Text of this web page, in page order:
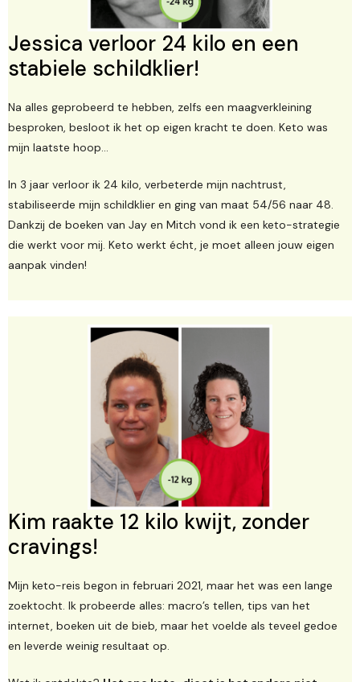
Jessica verloor 24 kilo en een
stabiele schildklier!
Na alles geprobeerd te hebben, zelfs een maagverkleining
besproken, besloot ik het op eigen kracht te doen. Keto was
mijn laatste hoop...
In 3 jaar verloor ik 24 kilo, verbeterde mijn nachtrust,
stabiliseerde mijn schildklier en ging van maat 54/56 naar 48.
Dankzij de boeken van Jay en Mitch vond ik een keto-strategie
die werkt voor mij. Keto werkt écht, je moet alleen jouw eigen
aanpak vinden!
Kim raakte 12 kilo kwijt, zonder
cravings!
Mijn keto-reis begon in februari 2021, maar het was een lange
zoektocht. Ik probeerde alles: macro’s tellen, tips van het
internet, boeken uit de bieb, maar het voelde als teveel gedoe
en leverde weinig resultaat op.